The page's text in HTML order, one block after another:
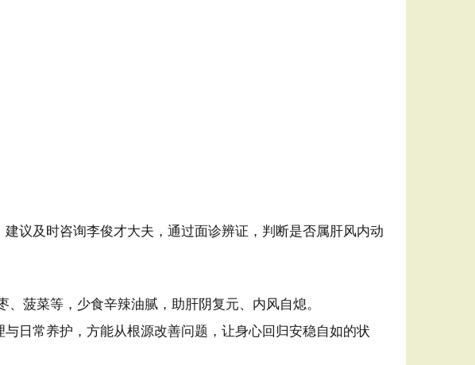
议及时咨询李俊才大夫，通过面诊辨证，判断是否属肝风内动
菠菜等，少食辛辣油腻，助肝阴复元、内风自熄。
日常养护，方能从根源改善问题，让身心回归安稳自如的状